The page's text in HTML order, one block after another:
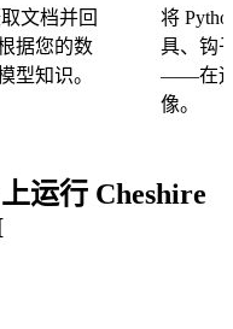
文档并回
据您的数
型知识。
将
具、钩
——在运
像。
运行 Cheshire